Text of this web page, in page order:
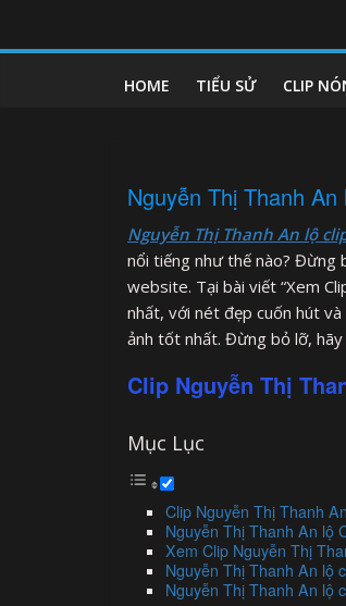
content
HOME TIỂU SỬ CLIP
Nguyễn Thị Thanh
Nguyễn Thị Thanh An lộ
nổi tiếng như thế nào? Đừng
website. Tại bài viết “Xem
nhất, với nét đẹp cuốn hút
ảnh tốt nhất. Đừng bỏ lỡ, hãy
Clip Nguyễn Thị
Mục Lục
Clip Nguyễn Thị Thanh
Nguyễn Thị Thanh An lộ
Xem Clip Nguyễn Thị
Nguyễn Thị Thanh An lộ
Nguyễn Thị Thanh An lộ